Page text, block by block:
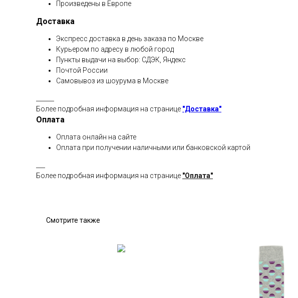
Произведены в Европе
Доставка
Экспресс доставка в день заказа по Москве
Курьером по адресу в любой город
Пункты выдачи на выбор: СДЭК, Яндекс
Почтой России
Самовывоз из шоурума в Москве
Более подробная информация на странице "Доставка"
Оплата
Оплата онлайн на сайте
Оплата при получении наличными или банковской картой
Более подробная информация на странице "Оплата"
Смотрите также